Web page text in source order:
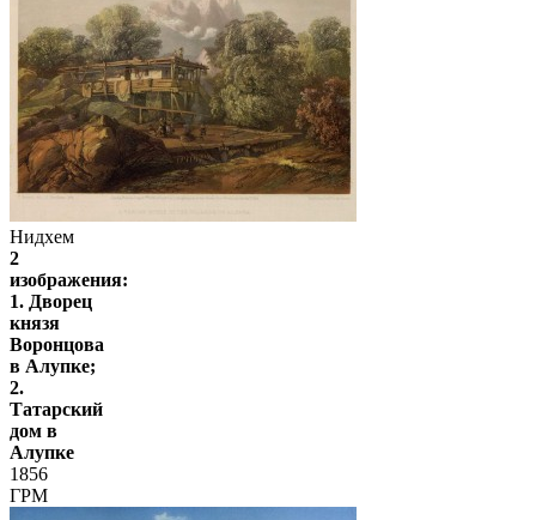
Нидхем
2
изображения:
1. Дворец
князя
Воронцова
в Алупке;
2.
Татарский
дом в
Алупке
1856
ГРМ